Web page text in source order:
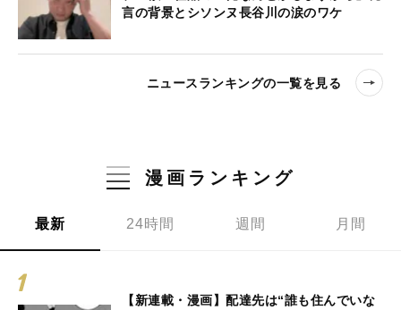
言の背景とシソンヌ長谷川の涙のワケ
ニュースランキングの一覧を見る
漫画ランキング
最新 24時間 週間 月間
【新連載・漫画】配達先は“誰も住んでいな